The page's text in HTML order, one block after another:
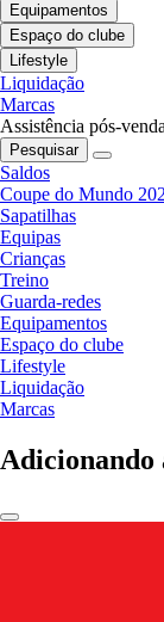
Equipamentos
Espaço do clube
Lifestyle
Liquidação
Marcas
Assistência pós-
Pesquisar
Saldos
Coupe do Mundo
Sapatilhas
Equipas
Crianças
Treino
Guarda-redes
Equipamentos
Espaço do clube
Lifestyle
Liquidação
Marcas
Adicionando